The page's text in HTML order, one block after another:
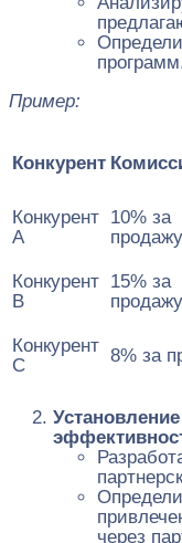
Пример:
Конкурент
Конкурент
A
10% за
продажу
Конкурент
B
15% за
продажу
Конкурент
C
8% за
через